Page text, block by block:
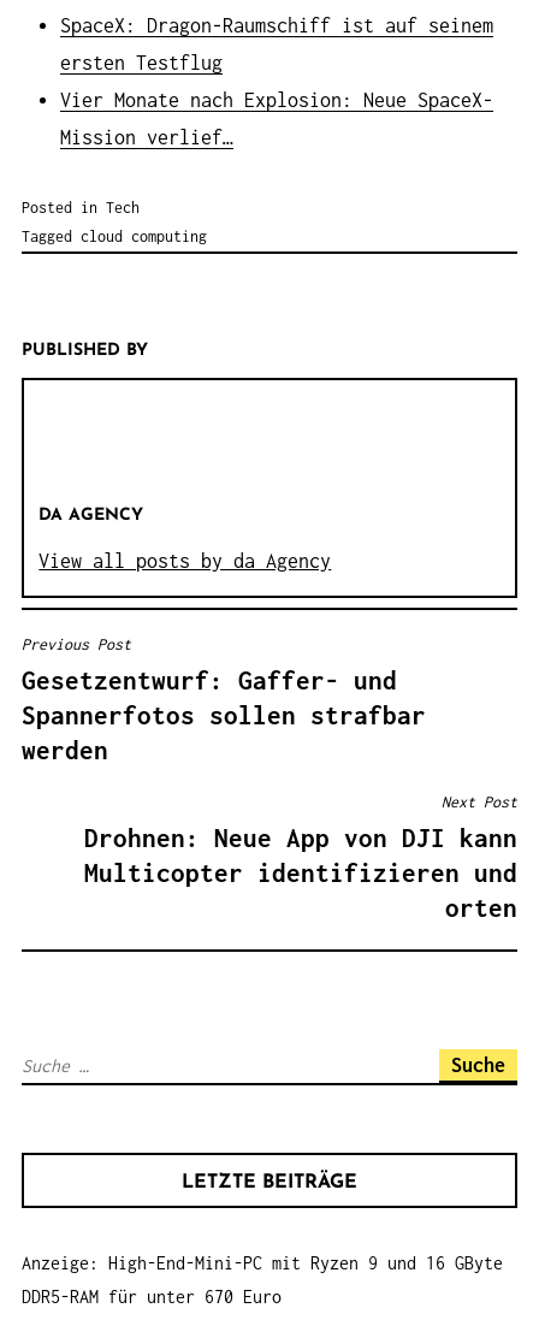
SpaceX: Dragon-Raumschiff ist auf seinem
ersten Testflug
Vier Monate nach Explosion: Neue SpaceX-
Mission verlief…
Posted in Tech
Tagged cloud computing
PUBLISHED BY
DA AGENCY
View all posts by da Agency
B
E
I
T
G
O
Previous Post
Gesetzentwurf: Gaffer- und
Spannerfotos sollen strafbar
werden
Next Post
Drohnen: Neue App von DJI kann
Multicopter identifizieren und
orten
S
a
c
LETZTE BEITRÄGE
Anzeige: High-End-Mini-PC mit Ryzen 9 und 16 GByte
DDR5-RAM für unter 670 Euro